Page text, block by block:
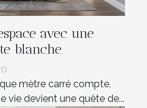
avec une
blanche
mètre carré compte,
vie devient une quête de...